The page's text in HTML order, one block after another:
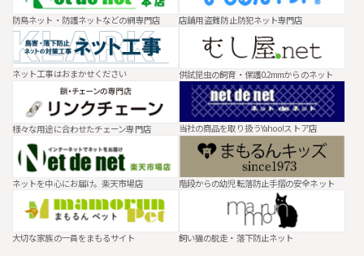
防鳥ネット・防護ネットなどの網専門店 店舗用 盗難防止防犯ネット専門店
ネット工事はおまかせください 供試昆虫の飼育・保護0.2mmからのネット
様々な用途に合わせたチェーン専門店 当社の商品を取り扱うYahoo!ストア店
ネットを中心にお届け。楽天市場店 階段からの幼児転落防止手摺の安全ネット
大切な家族の一員をまもるサイト 飼い猫の脱走・落下防止ネット